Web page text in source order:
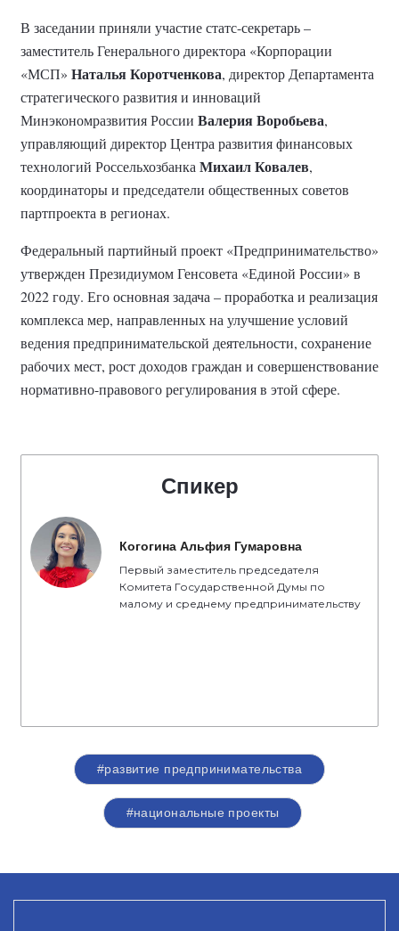
В заседании приняли участие статс-секретарь –
заместитель Генерального директора «Корпорации
«МСП» Наталья Коротченкова, директор Департамента
стратегического развития и инноваций
Минэкономразвития России Валерия Воробьева,
управляющий директор Центра развития финансовых
технологий Россельхозбанка Михаил Ковалев,
координаторы и председатели общественных советов
партпроекта в регионах.
Федеральный партийный проект «Предпринимательство»
утвержден Президиумом Генсовета «Единой России» в
2022 году. Его основная задача – проработка и реализация
комплекса мер, направленных на улучшение условий
ведения предпринимательской деятельности, сохранение
рабочих мест, рост доходов граждан и совершенствование
нормативно-правового регулирования в этой сфере.
Спикер
Когогина Альфия Гумаровна
Первый заместитель председателя
Комитета Государственной Думы по
малому и среднему предпринимательству
#развитие предпринимательства
#национальные проекты